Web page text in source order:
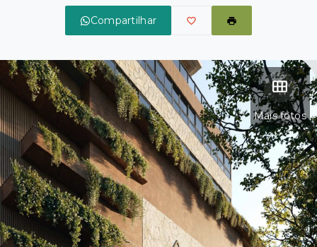
Compartilhar
Mais fotos